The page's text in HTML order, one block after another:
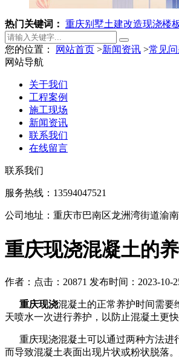
热门关键词： 重庆别墅土建改造现浇楼
您的位置： 网站首页 >新闻资讯 >常见
重庆现浇混凝土的
作者： 点击：20871 发布时间：2023-10-
重庆现浇混凝土的正常养护时间需要
天喷水一次进行养护，以防止混凝土更快
重庆现浇混凝土可以通过两种方法进
而导致混凝土表面出现片状或粉状脱落
网站导航
关于我们
工程案例
施工现场
新闻资讯
联系我们
在线留言
联系我们
服务热线：13594047521
公司地址：重庆市巴南区龙洲湾街道渝